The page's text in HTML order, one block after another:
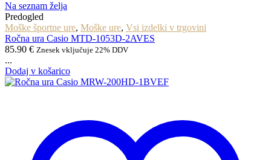
Na seznam želja
Predogled
Moške športne ure, Moške ure, Vsi izdelki v trgovini
Ročna ura Casio MTD-1053D-2AVES
85.90 € Znesek vključuje 22% DDV
...
Dodaj v košarico